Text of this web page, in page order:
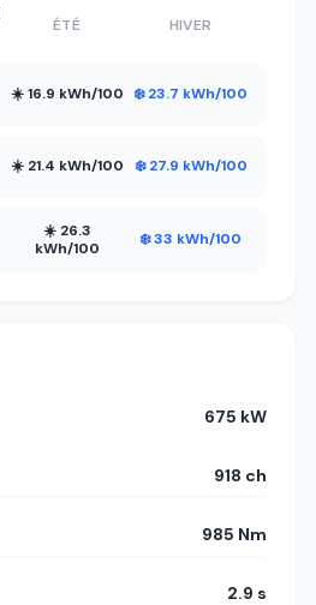
675 kW
918 ch
985 Nm
2.9 s
ÉTÉ HIVER
☀️ 16.9 kWh/100 ❄️ 23.7 kWh/100
☀️ 21.4 kWh/100 ❄️ 27.9 kWh/100
☀️ 26.3
kWh/100
❄️ 33 kWh/100